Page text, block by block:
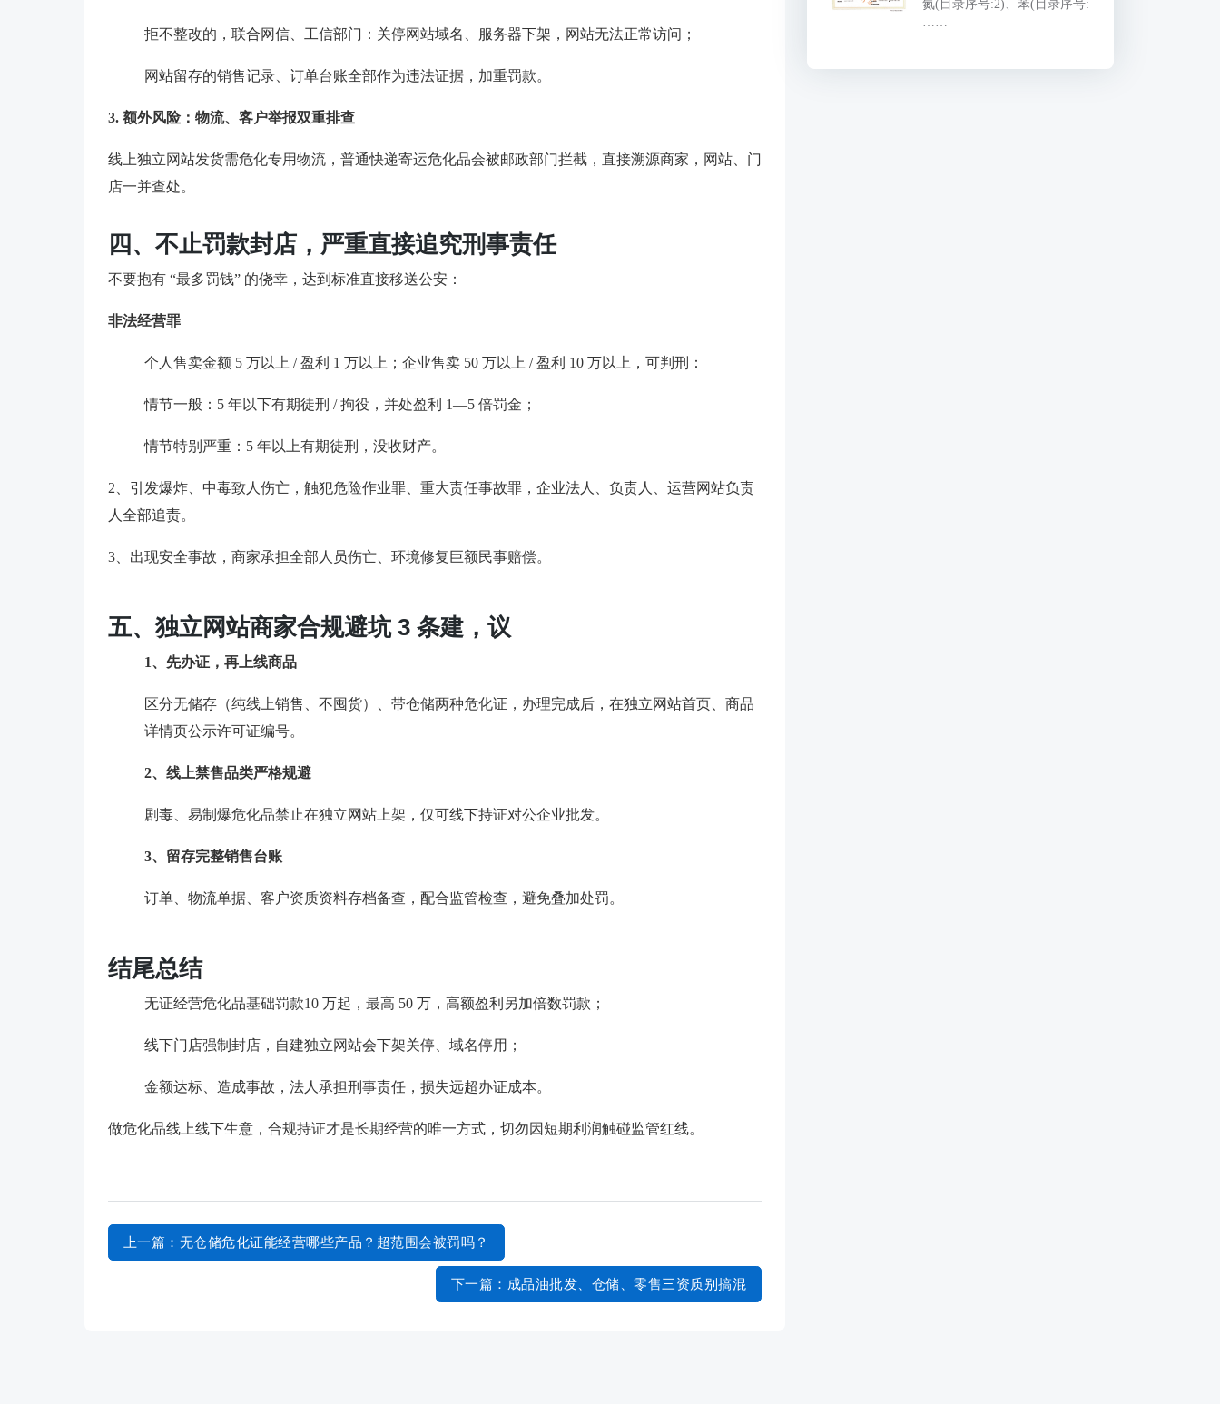
拒不整改的，联合网信、工信部门：关停网站域名、服务器下架，网站无法正常访问；
网站留存的销售记录、订单台账全部作为违法证据，加重罚款。
3. 额外风险：物流、客户举报双重排查
线上独立网站发货需危化专用物流，普通快递寄运危化品会被邮政部门拦截，直接溯源商家，网站、门
店一并查处。
四、不止罚款封店，严重直接追究刑事责任
不要抱有 “最多罚钱” 的侥幸，达到标准直接移送公安：
非法经营罪
个人售卖金额 5 万以上 / 盈利 1 万以上；企业售卖 50 万以上 / 盈利 10 万以上，可判刑：
情节一般：5 年以下有期徒刑 / 拘役，并处盈利 1—5 倍罚金；
情节特别严重：5 年以上有期徒刑，没收财产。
2、引发爆炸、中毒致人伤亡，触犯危险作业罪、重大责任事故罪，企业法人、负责人、运营网站负责
人全部追责。
3、出现安全事故，商家承担全部人员伤亡、环境修复巨额民事赔偿。
五、独立网站商家合规避坑 3 条建，议
1、先办证，再上线商品
区分无储存（纯线上销售、不囤货）、带仓储两种危化证，办理完成后，在独立网站首页、商品
详情页公示许可证编号。
2、线上禁售品类严格规避
剧毒、易制爆危化品禁止在独立网站上架，仅可线下持证对公企业批发。
3、留存完整销售台账
订单、物流单据、客户资质资料存档备查，配合监管检查，避免叠加处罚。
结尾总结
无证经营危化品基础罚款10 万起，最高 50 万，高额盈利另加倍数罚款；
线下门店强制封店，自建独立网站会下架关停、域名停用；
金额达标、造成事故，法人承担刑事责任，损失远超办证成本。
做危化品线上线下生意，合规持证才是长期经营的唯一方式，切勿因短期利润触碰监管红线。
上一篇 ：无仓储危化证能经营哪些产品？超范围会被罚吗？
下一篇 ：成品油批发、仓储、零售三资质别搞混
氮(目录序号:2)、苯(目录序号: